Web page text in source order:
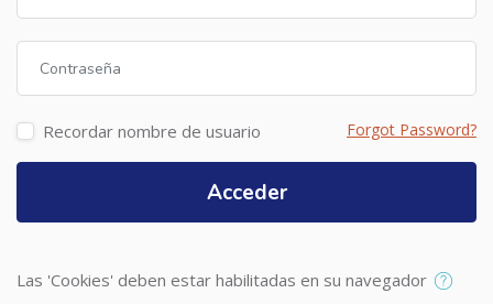
Recordar nombre de usuario Forgot Password?
Acceder
Las 'Cookies' deben estar habilitadas en su navegador